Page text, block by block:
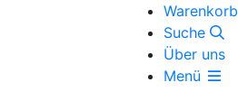
Warenkorb
Suche
Über uns
Menü